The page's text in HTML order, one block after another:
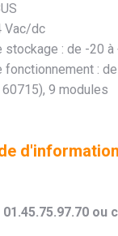
Vac/dc
stockage : de -20 à
fonctionnement :
9 modules